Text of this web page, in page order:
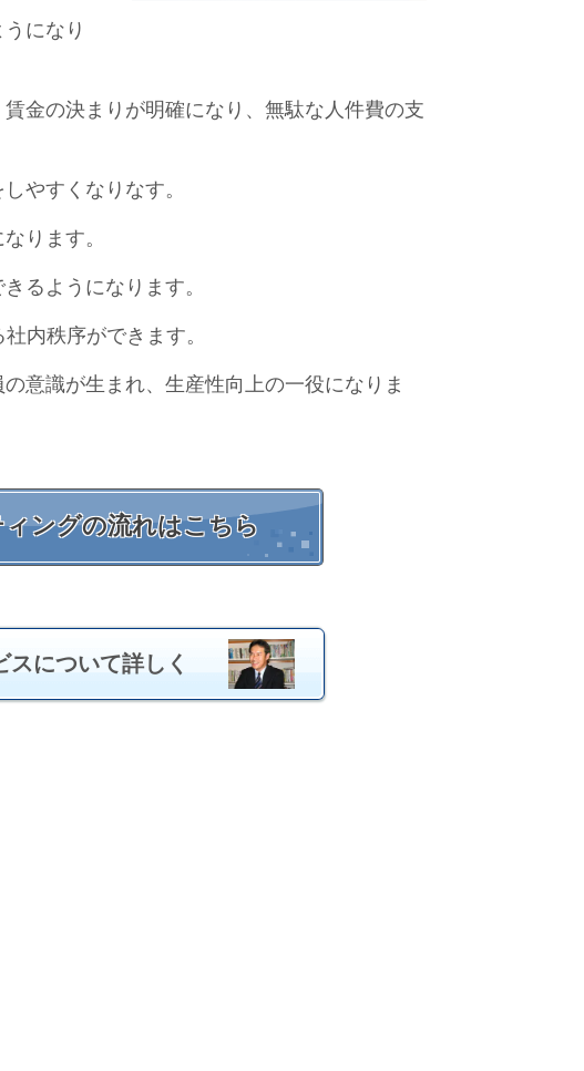
になり
金の決まりが明確になり、無駄な人件費の支
やすくなりなす。
ります。
るようになります。
内秩序ができます。
意識が生まれ、生産性向上の一役になりま
ングの流れはこちら
について詳しく